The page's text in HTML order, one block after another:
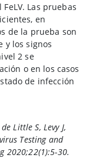
Las pruebas
en
de la prueba son
y los signos
2 se
o en los casos
de infección
Little S, Levy J,
Testing and
2020;22(1):5-30.